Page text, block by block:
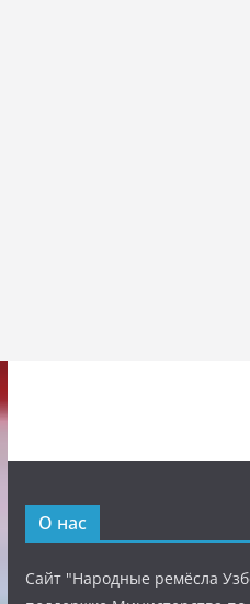
О нас
Сайт "Народные ремёсла